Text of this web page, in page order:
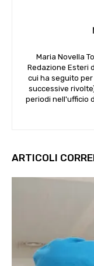
Maria Novella
Redazione Esteri
cui ha seguito
successive
periodi nell'ufficio
ARTICOLI